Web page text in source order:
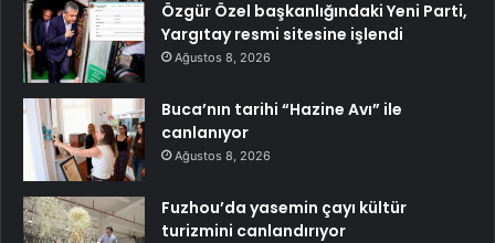
Özgür Özel başkanlığındaki Yeni Parti,
Yargıtay resmi sitesine işlendi
Ağustos 8, 2026
Buca’nın tarihi “Hazine Avı” ile
canlanıyor
Ağustos 8, 2026
Fuzhou’da yasemin çayı kültür
turizmini canlandırıyor